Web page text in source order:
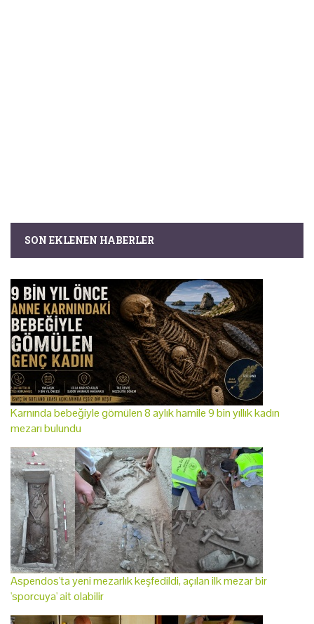
SON EKLENEN HABERLER
Karnında bebeğiyle gömülen 8 aylık hamile 9 bin yıllık kadın
mezarı bulundu
Aspendos'ta yeni mezarlık keşfedildi, açılan ilk mezar bir
'sporcuya' ait olabilir